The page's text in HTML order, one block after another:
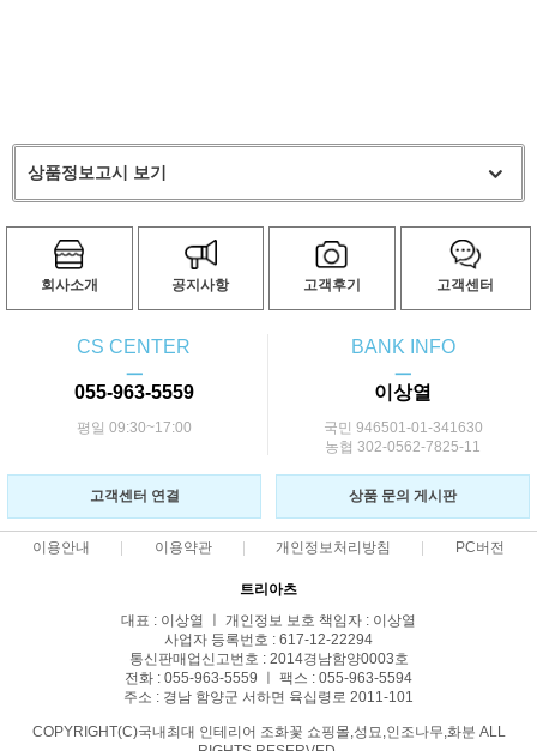
상품정보고시 보기
회사소개 공지사항 고객후기 고객센터
CS CENTER
ㅡ
055-963-5559
평일 09:30~17:00
BANK INFO
ㅡ
이상열
국민 946501-01-341630
농협 302-0562-7825-11
고객센터 연결 상품 문의 게시판
이용안내 이용약관 개인정보처리방침 PC버전
트리아츠
대표 : 이상열 ㅣ 개인정보 보호 책임자 : 이상열
사업자 등록번호 : 617-12-22294
통신판매업신고번호 : 2014경남함양0003호
전화 : 055-963-5559 ㅣ 팩스 : 055-963-5594
주소 : 경남 함양군 서하면 육십령로 2011-101
COPYRIGHT(C)국내최대 인테리어 조화꽃 쇼핑몰,성묘,인조나무,화분 ALL